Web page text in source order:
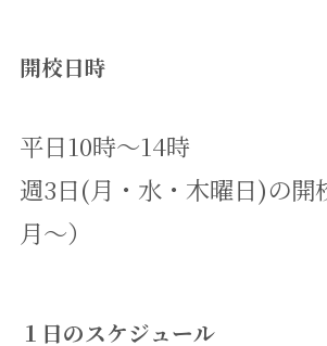
開校日時
平日10時～14時
週3日(月・水・木曜日)の開
月～）
１日のスケジュール